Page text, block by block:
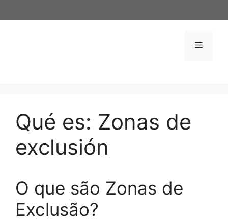
al
Menú
Qué es: Zonas de
exclusión
O que são Zonas de
Exclusão?